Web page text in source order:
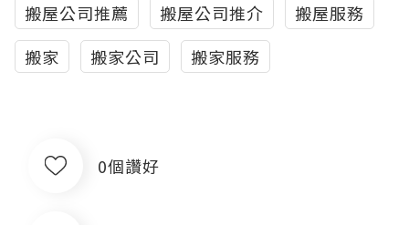
搬屋公司推薦
搬屋公司推介
搬屋服務
搬家
搬家公司 搬家服務
0個讚好